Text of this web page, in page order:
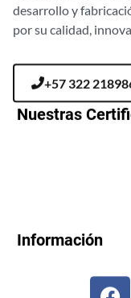
desarrollo y
por su calidad,
+57 322
Nuestras
Información